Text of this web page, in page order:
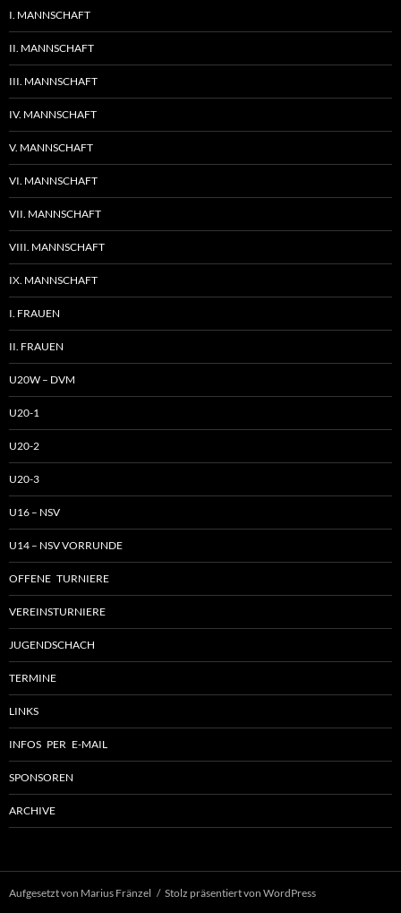
I. MANNSCHAFT
II. MANNSCHAFT
III. MANNSCHAFT
IV. MANNSCHAFT
V. MANNSCHAFT
VI. MANNSCHAFT
VII. MANNSCHAFT
VIII. MANNSCHAFT
IX. MANNSCHAFT
I. FRAUEN
II. FRAUEN
U20W – DVM
U20-1
U20-2
U20-3
U16 – NSV
U14 – NSV VORRUNDE
OFFENE TURNIERE
VEREINSTURNIERE
JUGENDSCHACH
TERMINE
LINKS
INFOS PER E-MAIL
SPONSOREN
ARCHIVE
Aufgesetzt von Marius Fränzel Stolz präsentiert von WordPress